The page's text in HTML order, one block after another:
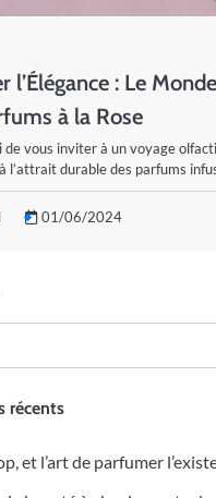
l’Élégance : Le
à la Rose
de vous inviter à un voyage
l’attrait durable des parfums
01/06/2024
récents
et l’art de parfumer